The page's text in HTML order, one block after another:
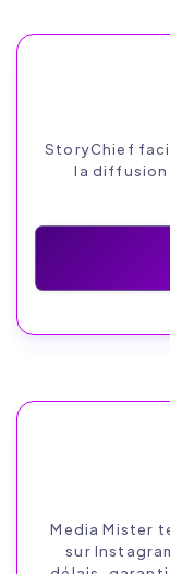
StoryChief
la diffusion
Media Mister
sur